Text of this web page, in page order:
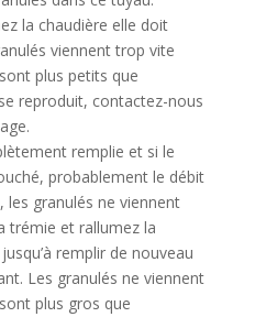
la chaudière elle doit
viennent trop vite
plus petits que
reproduit, contactez-nous
remplie et si le
probablement le débit
les granulés ne viennent
trémie et rallumez la
remplir de nouveau
Les granulés ne viennent
plus gros que